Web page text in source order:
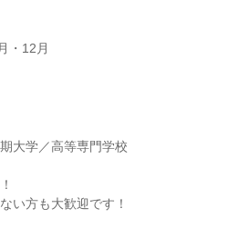
・12月
大学／高等専門学校
い方も大歓迎です！